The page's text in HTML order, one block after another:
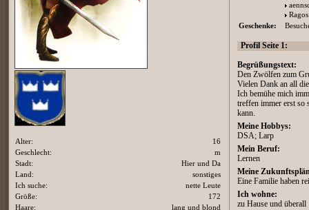
Ragos
Geschenke:
Profil Seite 1:
Begrüßungstext:
Den Zwölfen zum
Vielen Dank an all
Ich bemühe mich
treffen immer erst so
kann.
Meine Hobbys:
DSA; Larp
Mein Beruf:
Lernen
Meine
Eine Familie haben
Ich wohne:
zu Hause und überall
Alter:
16
Geschlecht:
m
Stadt:
Hier und Da
Land:
sonstiges
Ich suche:
nette Leute
Größe:
172
Haare:
lang und blond